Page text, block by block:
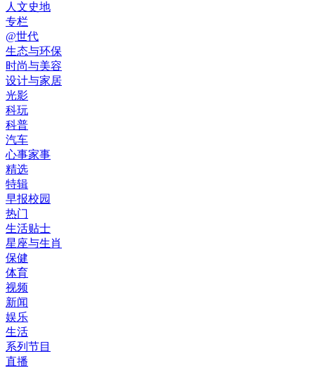
人文史地
专栏
@世代
生态与环保
时尚与美容
设计与家居
光影
科玩
科普
汽车
心事家事
精选
特辑
早报校园
热门
生活贴士
星座与生肖
保健
体育
视频
新闻
娱乐
生活
系列节目
直播